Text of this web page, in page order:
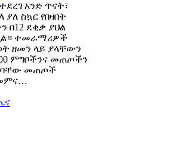
አንድ ጥናት፣
ያለ ስኳር የበዛበት
ደቂቃ ያህል
ተመራማሪዎች
ዘመን ላይ ያላቸውን
ምግቦችንና መጠጦችን
መጠጦች